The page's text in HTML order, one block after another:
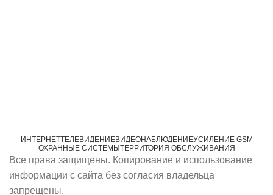
ИНТЕРНЕТТЕЛЕВИДЕНИЕВИДЕОНАБЛЮДЕНИЕУСИЛЕНИЕ GSM
ОХРАННЫЕ СИСТЕМЫТЕРРИТОРИЯ ОБСЛУЖИВАНИЯ
Все права защищены. Копирование и использование
информации с сайта без согласия владельца
запрещены.